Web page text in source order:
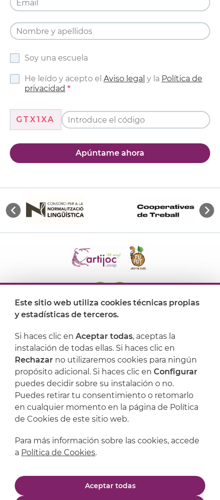
Soy una escuela
He leído y acepto el Aviso legal y la Política de
privacidad
GTX1XA
Apúntame ahora
Dónde encontrarnos
Artijoc
Soporte
Política de privacidad
Este sitio web utiliza cookies técnicas propias
y estadísticas de terceros.
Si haces clic en Aceptar todas, aceptas la
instalación de todas ellas. Si haces clic en
Rechazar no utilizaremos cookies para ningún
propósito adicional. Si haces clic en Configurar
puedes decidir sobre su instalación o no.
Puedes retirar tu consentimiento o retomarlo
en cualquier momento en la página de Política
de Cookies de este sitio web.
Para más información sobre las cookies, accede
a Política de Cookies.
Aceptar todas